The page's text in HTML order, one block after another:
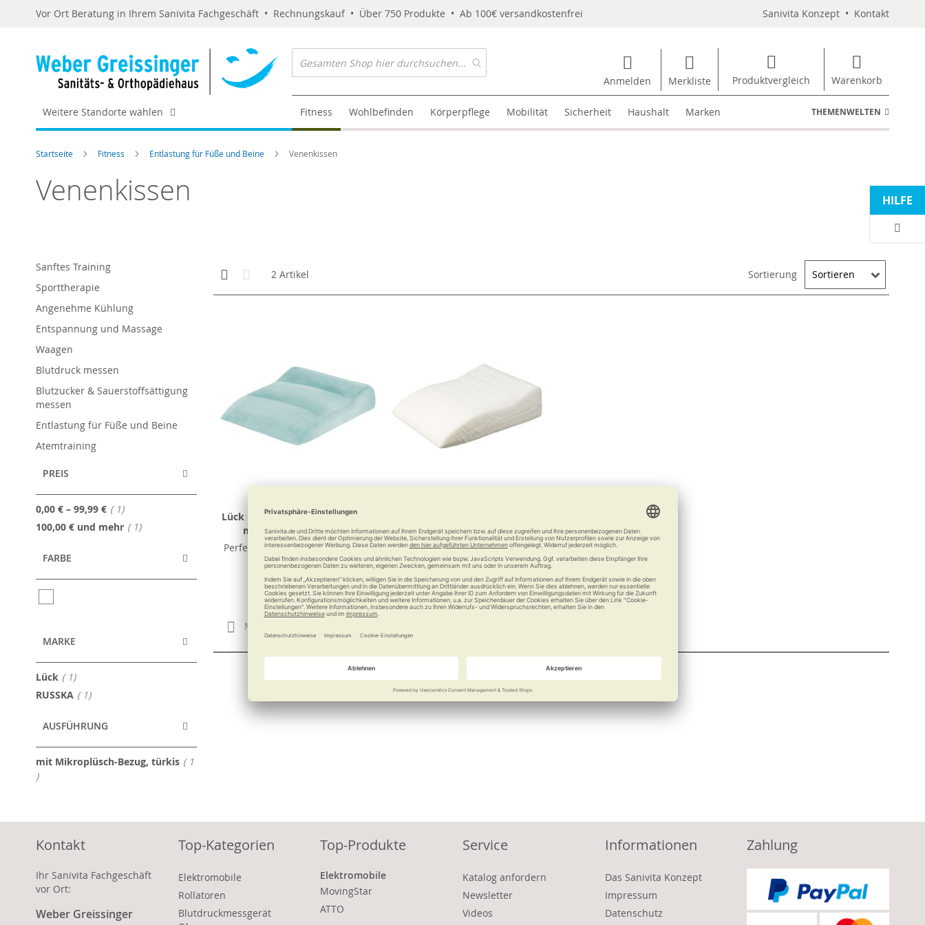
Vor Ort Beratung in Ihrem Sanivita Fachgeschäft • Rechnungskauf • Über 750 Produkte • Ab 100€ versandkostenfrei Sanivita Konzept • Kontakt
Anmelden Merkliste Produktvergleich Warenkorb
Weitere Standorte wählen Fitness Wohlbefinden Körperpflege Mobilität Sicherheit Haushalt Marken THEMENWELTEN
Startseite Fitness Entlastung für Füße und Beine Venenkissen
Venenkissen
Anzeigen
als
Kachelansicht
2 Artikel Sortierung
Lück Rhombo-med Venenkissen
mit Mikroplüsch-Bezug
Perfekte Erholung für Ihre Beine
116,91 €
Merken
Wohltat und Entspannung für
müde Beine
74,90 €
Sanftes Training
Sporttherapie
Angenehme Kühlung
Entspannung und Massage
Waagen
Blutdruck messen
Blutzucker & Sauerstoffsättigung
messen
Entlastung für Füße und Beine
Atemtraining
PREIS
0,00 € – 99,99 € 1Artikel
100,00 € und mehr 1Artikel
FARBE
MARKE
Lück 1Artikel
RUSSKA 1Artikel
AUSFÜHRUNG
mit Mikroplüsch-Bezug, türkis 1
Artikel
HILFE
Kontakt
Ihr Sanivita Fachgeschäft
vor Ort:
Weber Greissinger
Top-Kategorien
Elektromobile
Rollatoren
Blutdruckmessgerät
Top-Produkte
Elektromobile
MovingStar
ATTO
Service
Katalog anfordern
Newsletter
Videos
Informationen
Das Sanivita Konzept
Impressum
Datenschutz
Zahlung